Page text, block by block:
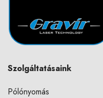
Szolgáltatásaink
Pólónyomás